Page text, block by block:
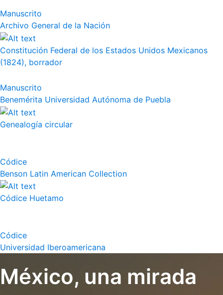
Manuscrito
Archivo General de la Nación
Constitución Federal de los Estados Unidos Mexicanos
(1824), borrador
Manuscrito
Benemérita Universidad Autónoma de Puebla
Genealogía circular
Códice
Benson Latin American Collection
Códice Huetamo
Códice
Universidad Iberoamericana
México, una mirada